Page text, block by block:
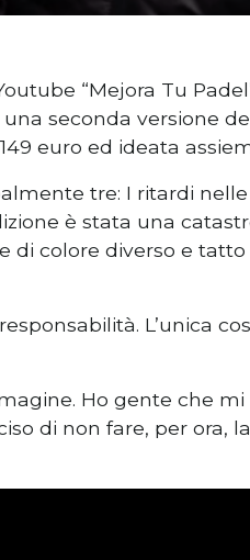
“Mejora Tu
una seconda versione
euro ed ideata
tre: I ritardi
è stata una
di colore diverso e
L’unica
Ho gente che
di non fare, per ora,